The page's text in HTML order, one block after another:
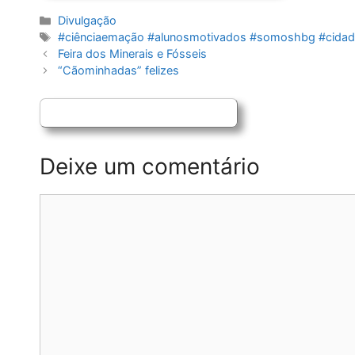
Categorias
Divulgação
Etiquetas
#ciênciaemação #alunosmotivados #somoshbg
Navegação
de
Feira dos Minerais e Fósseis
“Cãominhadas” felizes
Deixe um comentário